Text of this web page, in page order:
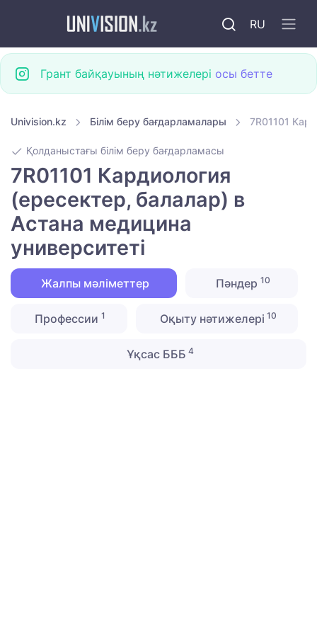
RU
Грант байқауының нәтижелері осы бетте
Univision.kz Білім беру бағдарламалары 7R01101
Қолданыстағы білім беру бағдарламасы
7R01101 Кардиология
(ересектер, балалар) в
Астана медицина
университеті
Жалпы мәліметтер Пәндер 10
Профессии1 Оқыту нәтижелері 10
Ұқсас БББ 4